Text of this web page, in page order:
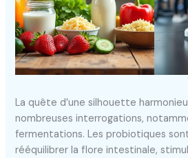
La quête d’une silhouette
nombreuses interrogations,
fermentations. Les probiotiques
rééquilibrer la flore intestinale,